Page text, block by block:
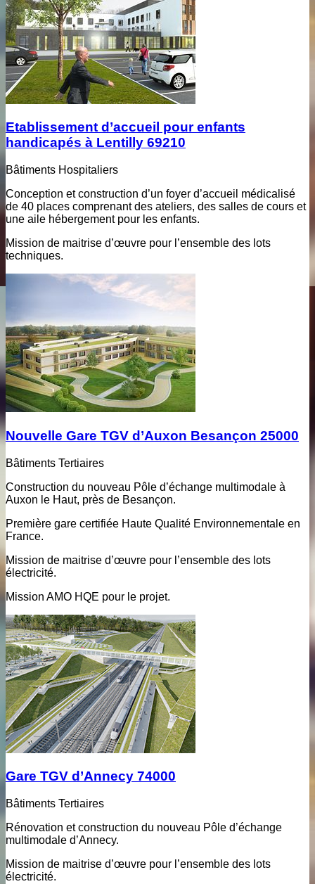
Etablissement d’accueil pour enfants
handicapés à Lentilly 69210
Bâtiments Hospitaliers
Conception et construction d’un foyer d’accueil médicalisé
de 40 places comprenant des ateliers, des salles de cours et
une aile hébergement pour les enfants.
Mission de maitrise d’œuvre pour l’ensemble des lots
techniques.
Nouvelle Gare TGV d’Auxon Besançon 25000
Bâtiments Tertiaires
Construction du nouveau Pôle d’échange multimodale à
Auxon le Haut, près de Besançon.
Première gare certifiée Haute Qualité Environnementale en
France.
Mission de maitrise d’œuvre pour l’ensemble des lots
électricité.
Mission AMO HQE pour le projet.
Gare TGV d’Annecy 74000
Bâtiments Tertiaires
Rénovation et construction du nouveau Pôle d’échange
multimodale d’Annecy.
Mission de maitrise d’œuvre pour l’ensemble des lots
électricité.